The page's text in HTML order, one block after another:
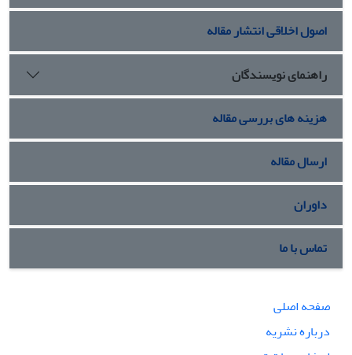
اصول اخلاقی انتشار مقاله
راهنمای نویسندگان
هزینه های بررسی مقاله
ارسال مقاله
داوران
تماس با ما
صفحه اصلی
درباره نشریه